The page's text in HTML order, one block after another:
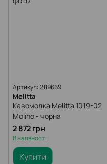
Артикул: 289669
Melitta
Кавомолка Melitta 1019-02
Molino - чорна
2 872 грн
В наявності
Купити